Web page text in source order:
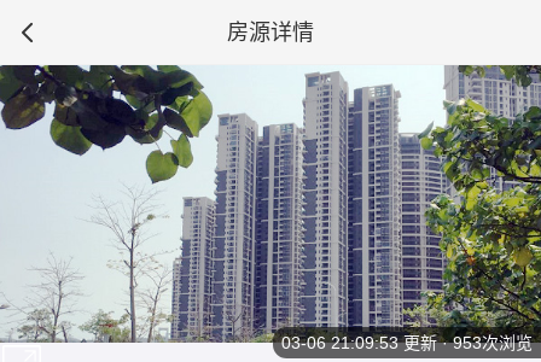
房源详情
03-06 21:09:53更新 · 953次浏览